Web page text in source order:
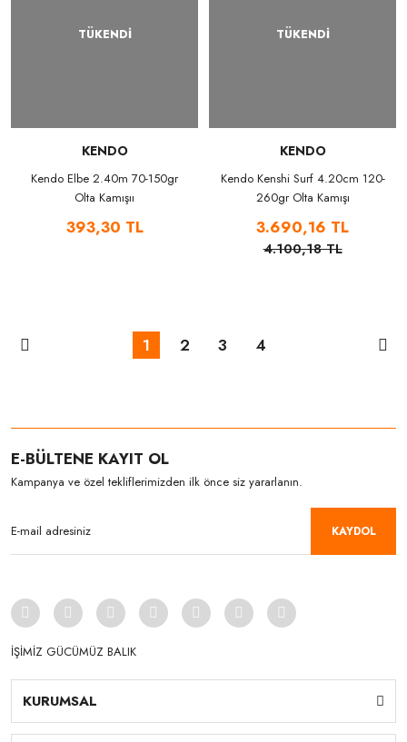
TÜKENDİ
KENDO
Kendo Elbe 2.40m 70-150gr
Olta Kamışıı
393,30 TL
TÜKENDİ
KENDO
Kendo Kenshi Surf 4.20cm 120-
260gr Olta Kamışı
3.690,16 TL
4.100,18 TL
1 2 3 4
E-BÜLTENE KAYIT OL
Kampanya ve özel tekliflerimizden ilk önce siz yararlanın.
KAYDOL
İŞİMİZ GÜCÜMÜZ BALIK
KURUMSAL